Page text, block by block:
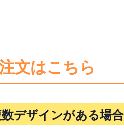
文はこちら
デザインがある場合